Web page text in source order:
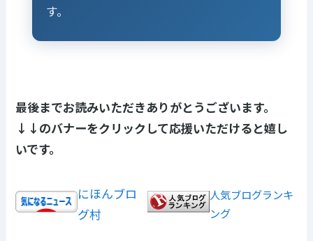
す。
最後までお読みいただきありがとうございます。
↓↓のバナーをクリックして応援いただけると嬉し
いです。
にほんブロ
グ村
人気ブログランキ
ング